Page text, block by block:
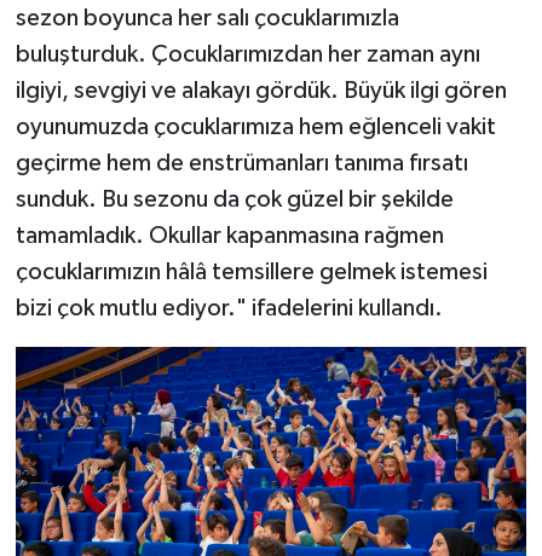
sezon boyunca her salı çocuklarımızla
buluşturduk. Çocuklarımızdan her zaman aynı
ilgiyi, sevgiyi ve alakayı gördük. Büyük ilgi gören
oyunumuzda çocuklarımıza hem eğlenceli vakit
geçirme hem de enstrümanları tanıma fırsatı
sunduk. Bu sezonu da çok güzel bir şekilde
tamamladık. Okullar kapanmasına rağmen
çocuklarımızın hâlâ temsillere gelmek istemesi
bizi çok mutlu ediyor." ifadelerini kullandı.